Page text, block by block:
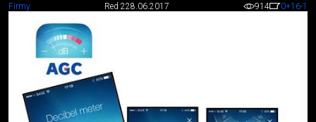
Firmy Red 228.06.2017 914 0+16-1